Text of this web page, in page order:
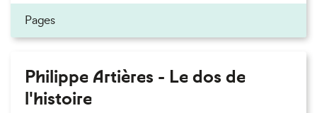
Pages
Philippe Artières - Le dos de
l'histoire